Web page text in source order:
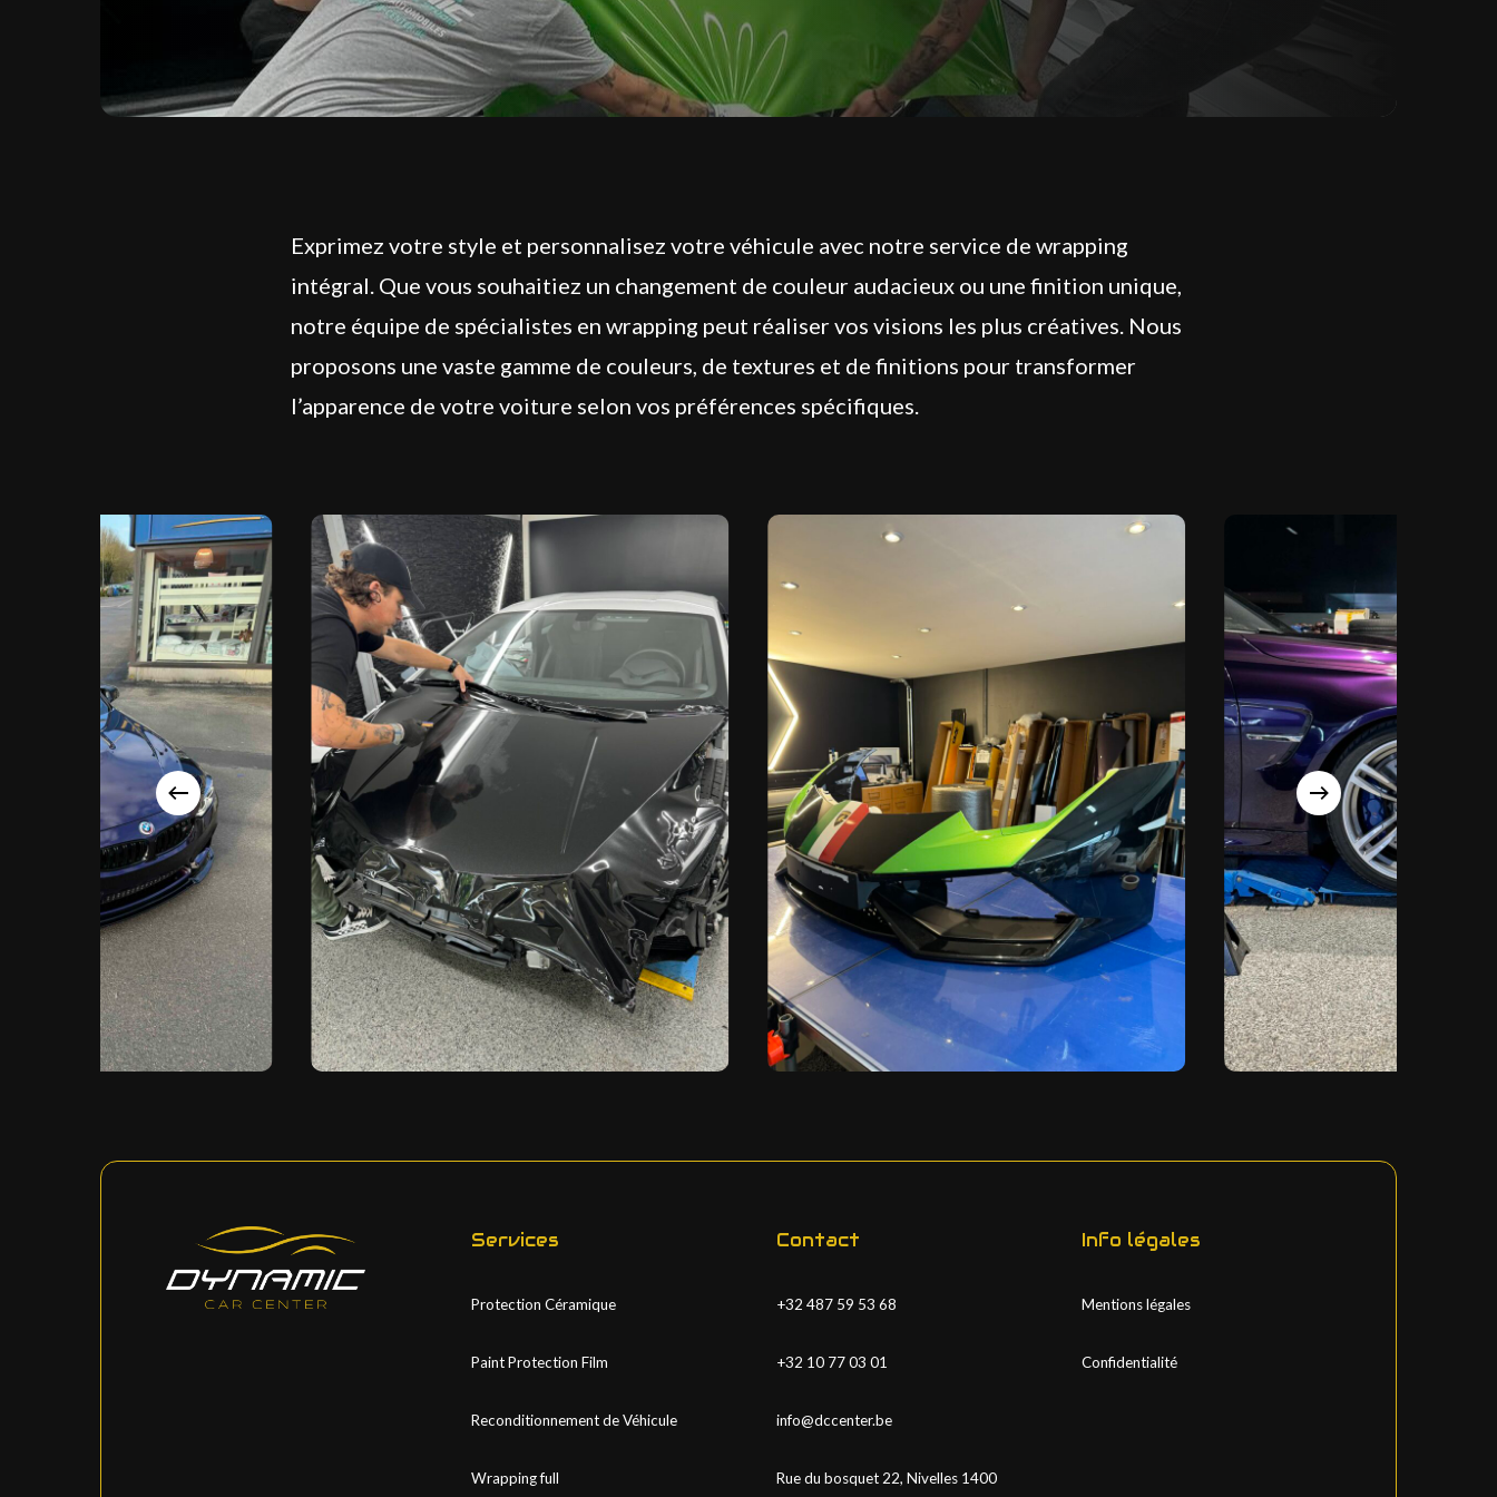
Exprimez votre style et personnalisez votre véhicule avec notre service de wrapping
intégral. Que vous souhaitiez un changement de couleur audacieux ou une finition unique,
notre équipe de spécialistes en wrapping peut réaliser vos visions les plus créatives. Nous
proposons une vaste gamme de couleurs, de textures et de finitions pour transformer
l’apparence de votre voiture selon vos préférences spécifiques.
Services
Protection Céramique
Paint Protection Film
Reconditionnement de Véhicule
Wrapping full
Contact
‪+32 487 59 53 68‬
‪+32 10 77 03 01
info@dccenter.be
Rue du bosquet 22, Nivelles 1400
Info légales
Mentions légales
Confidentialité